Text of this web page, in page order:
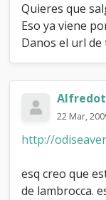
Quieres que
Eso ya viene
Danos el url
22 Mar,
http://
esq creo que
de lambrocca.